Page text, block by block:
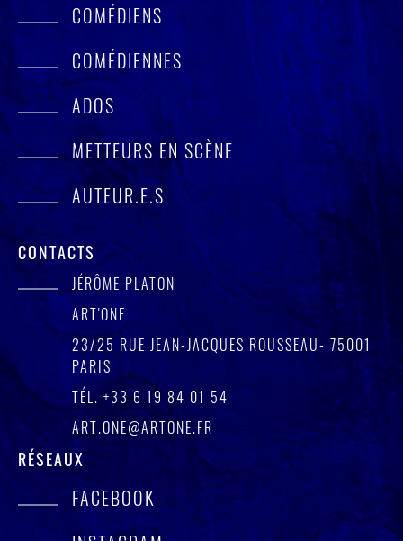
COMÉDIENS
COMÉDIENNES
ADOS
METTEURS EN SCÈNE
AUTEUR.E.S
CONTACTS
JÉRÔME PLATON
ART'ONE
23/25 RUE JEAN-JACQUES ROUSSEAU- 75001
PARIS
TÉL. +33 6 19 84 01 54
ART.ONE@ARTONE.FR
RÉSEAUX
FACEBOOK